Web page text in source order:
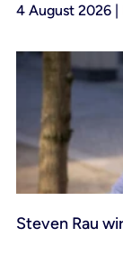
4 August 2026
Steven Rau